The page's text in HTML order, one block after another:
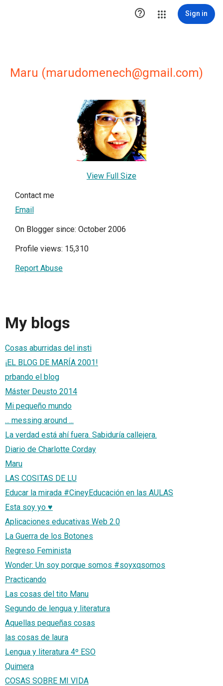
 Sign in
Maru (marudomenech@gmail.com)
View Full Size
Contact me
Email
On Blogger since: October 2006
Profile views: 15,310
Report Abuse
My blogs
Cosas aburridas del insti
¡EL BLOG DE MARÍA 2001!
prbando el blog
Máster Deusto 2014
Mi pequeño mundo
... messing around ...
La verdad está ahí fuera. Sabiduría callejera.
Diario de Charlotte Corday
Maru
LAS COSITAS DE LU
Educar la mirada #CineyEducación en las AULAS
Esta soy yo ♥
Aplicaciones educativas Web 2.0
La Guerra de los Botones
Regreso Feminista
Wonder: Un soy porque somos #soyxqsomos
Practicando
Las cosas del tito Manu
Segundo de lengua y literatura
Aquellas pequeñas cosas
las cosas de laura
Lengua y literatura 4º ESO
Quimera
COSAS SOBRE MI VIDA